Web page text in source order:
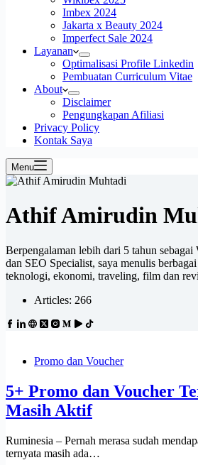
Imbex 2024
Jakarta x Beauty 2024
Imperfect Sale 2024
Layanan
Optimalisasi Profile Linkedin
Pembuatan Curriculum Vitae
About
Disclaimer
Pengungkapan Afiliasi
Privacy Policy
Kontak Saya
Menu
Athif Amirudin
Berpengalaman lebih dari 5 tahun sebagai
dan SEO Specialist, saya menulis
teknologi, ekonomi, traveling, film dan
Articles: 266
Promo dan Voucher
5+ Promo dan Voucher
Masih Aktif
Ruminesia – Pernah merasa sudah
ternyata masih ada…